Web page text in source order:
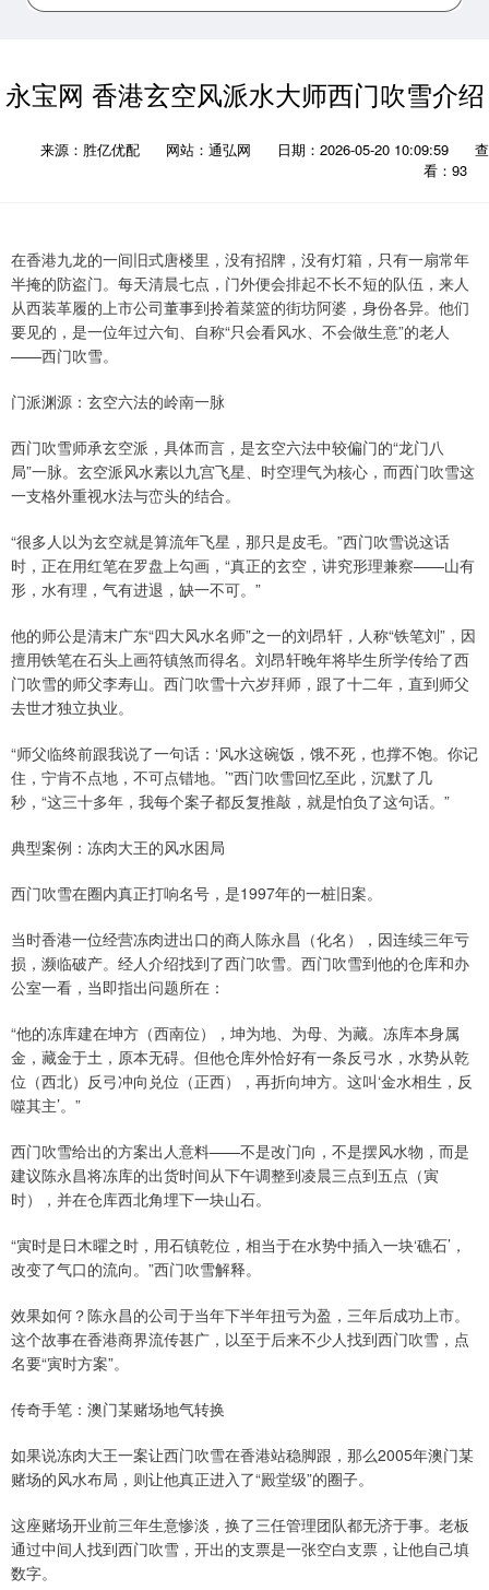
永宝网 香港玄空风派水大师西门吹雪介绍
来源：胜亿优配 网站：通弘网 日期：2026-05-20 10:09:59
查
看：93
在香港九龙的一间旧式唐楼里，没有招牌，没有灯箱，只有一扇常年
半掩的防盗门。每天清晨七点，门外便会排起不长不短的队伍，来人
从西装革履的上市公司董事到拎着菜篮的街坊阿婆，身份各异。他们
要见的，是一位年过六旬、自称“只会看风水、不会做生意”的老人
——西门吹雪。
门派渊源：玄空六法的岭南一脉
西门吹雪师承玄空派，具体而言，是玄空六法中较偏门的“龙门八
局”一脉。玄空派风水素以九宫飞星、时空理气为核心，而西门吹雪这
一支格外重视水法与峦头的结合。
“很多人以为玄空就是算流年飞星，那只是皮毛。”西门吹雪说这话
时，正在用红笔在罗盘上勾画，“真正的玄空，讲究形理兼察——山有
形，水有理，气有进退，缺一不可。”
他的师公是清末广东“四大风水名师”之一的刘昂轩，人称“铁笔刘”，因
擅用铁笔在石头上画符镇煞而得名。刘昂轩晚年将毕生所学传给了西
门吹雪的师父李寿山。西门吹雪十六岁拜师，跟了十二年，直到师父
去世才独立执业。
“师父临终前跟我说了一句话：‘风水这碗饭，饿不死，也撑不饱。你记
住，宁肯不点地，不可点错地。’”西门吹雪回忆至此，沉默了几
秒，“这三十多年，我每个案子都反复推敲，就是怕负了这句话。”
典型案例：冻肉大王的风水困局
西门吹雪在圈内真正打响名号，是1997年的一桩旧案。
当时香港一位经营冻肉进出口的商人陈永昌（化名），因连续三年亏
损，濒临破产。经人介绍找到了西门吹雪。西门吹雪到他的仓库和办
公室一看，当即指出问题所在：
“他的冻库建在坤方（西南位），坤为地、为母、为藏。冻库本身属
金，藏金于土，原本无碍。但他仓库外恰好有一条反弓水，水势从乾
位（西北）反弓冲向兑位（正西），再折向坤方。这叫‘金水相生，反
噬其主’。”
西门吹雪给出的方案出人意料——不是改门向，不是摆风水物，而是
建议陈永昌将冻库的出货时间从下午调整到凌晨三点到五点（寅
时），并在仓库西北角埋下一块山石。
“寅时是日木曜之时，用石镇乾位，相当于在水势中插入一块‘礁石’，
改变了气口的流向。”西门吹雪解释。
效果如何？陈永昌的公司于当年下半年扭亏为盈，三年后成功上市。
这个故事在香港商界流传甚广，以至于后来不少人找到西门吹雪，点
名要“寅时方案”。
传奇手笔：澳门某赌场地气转换
如果说冻肉大王一案让西门吹雪在香港站稳脚跟，那么2005年澳门某
赌场的风水布局，则让他真正进入了“殿堂级”的圈子。
这座赌场开业前三年生意惨淡，换了三任管理团队都无济于事。老板
通过中间人找到西门吹雪，开出的支票是一张空白支票，让他自己填
数字。